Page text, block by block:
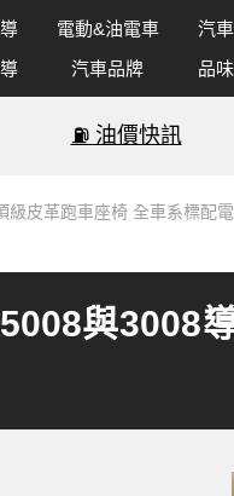
電動&油電車 汽
汽車品牌 品
⛽️ 油價快訊
級皮革跑車座椅 全車系標配
與3008